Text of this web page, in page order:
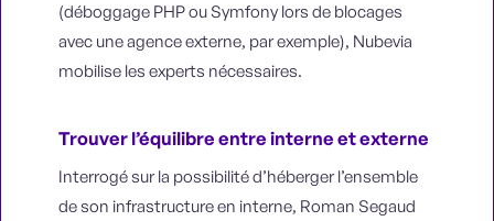
(déboggage PHP ou Symfony lors de blocages
avec une agence externe, par exemple), Nubevia
mobilise les experts nécessaires.
Trouver l’équilibre entre interne et externe
Interrogé sur la possibilité d’héberger l’ensemble
de son infrastructure en interne, Roman Segaud